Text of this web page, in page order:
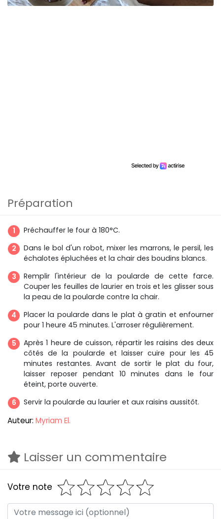
Préparation
Préchauffer le four à 180°C.
Dans le bol d'un robot, mixer les marrons, le persil, les
échalotes épluchées et la chair des boudins blancs.
Remplir l'intérieur de la poularde de cette farce.
Couper les feuilles de laurier en trois et les glisser sous
la peau de la poularde contre la chair.
Placer la poularde dans le plat à gratin et enfourner
pour 1 heure 45 minutes. L'arroser régulièrement.
Après 1 heure de cuisson, répartir les raisins des deux
côtés de la poularde et laisser cuire pour les 45
minutes restantes. Avant de sortir le plat du four,
laisser reposer pendant 10 minutes dans le four
éteint, porte ouverte.
Servir la poularde au laurier et aux raisins aussitôt.
Auteur: Myriam El.
Laisser un commentaire
Votre note